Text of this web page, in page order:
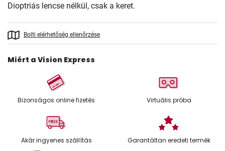
Dioptriás lencse nélkül, csak a keret.
Bolti elérhetőség ellenőrzése
Miért a Vision Express
Bizonságos online fizetés Virtuális próba
Akár ingyenes szállítás Garantáltan eredeti termék